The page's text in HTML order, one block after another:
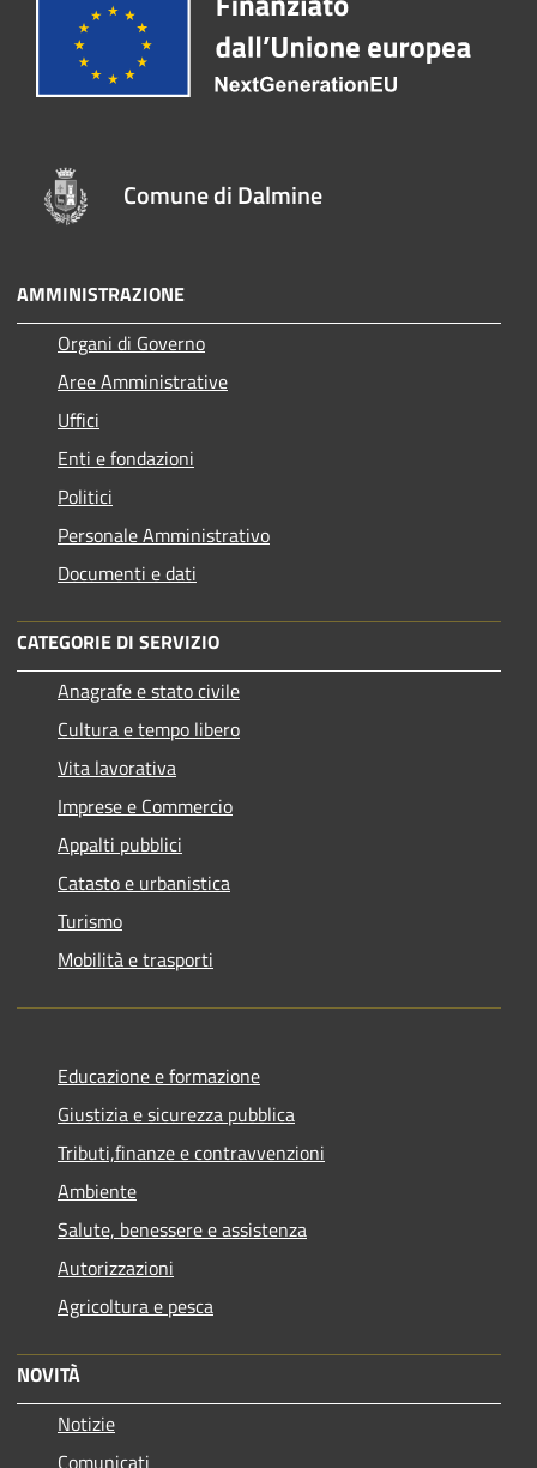
Comune di Dalmine
AMMINISTRAZIONE
Organi di Governo
Aree Amministrative
Uffici
Enti e fondazioni
Politici
Personale Amministrativo
Documenti e dati
CATEGORIE DI SERVIZIO
Anagrafe e stato civile
Cultura e tempo libero
Vita lavorativa
Imprese e Commercio
Appalti pubblici
Catasto e urbanistica
Turismo
Mobilità e trasporti
Educazione e formazione
Giustizia e sicurezza pubblica
Tributi,finanze e contravvenzioni
Ambiente
Salute, benessere e assistenza
Autorizzazioni
Agricoltura e pesca
NOVITÀ
Notizie